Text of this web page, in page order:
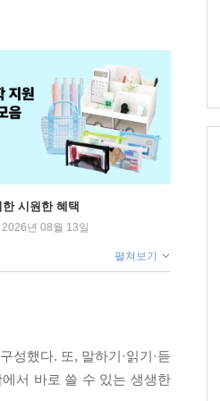
시원한 혜택
년 08월 13일
펼쳐보기
성했다. 또, 말하기·읽기·듣
서 바로 쓸 수 있는 생생한